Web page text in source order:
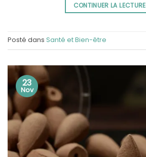
CONTINUER LA LECTURE
Posté dans Santé et Bien-être
23
Nov